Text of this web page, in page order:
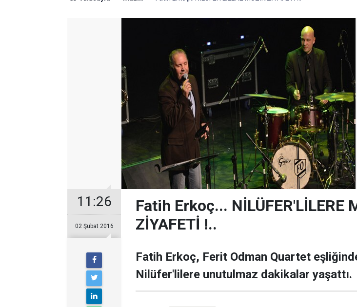
11:26
02 Şubat 2016
Fatih Erkoç... NİLÜFER'LİLERE
ZİYAFETİ !..
Fatih Erkoç, Ferit Odman Quartet
Nilüfer'lilere unutulmaz dakikalar yaşattı.